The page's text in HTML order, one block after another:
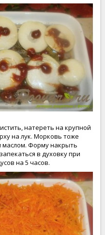
натереть на крупной
на лук. Морковь тоже
маслом. Форму накрыть
в духовку при
на 5 часов.